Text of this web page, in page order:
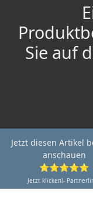
Sie auf
Jetzt diesen Artikel
anschauen
⭐⭐⭐⭐⭐
Jetzt klicken!-